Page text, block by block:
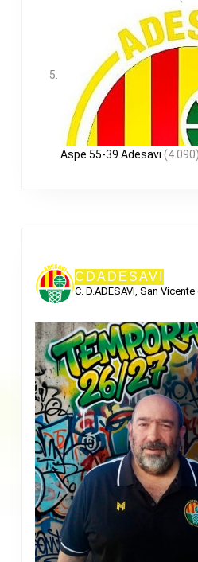
Aspe 55-39 Adesavi (4.090)
CDADESAVI
C. D.ADESAVI, San